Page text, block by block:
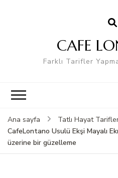
CAFE
Farklı Tarifler
Ana sayfa Tatlı Hayat
CafeLontano Usulü Ekşi Mayalı
üzerine bir güzelleme